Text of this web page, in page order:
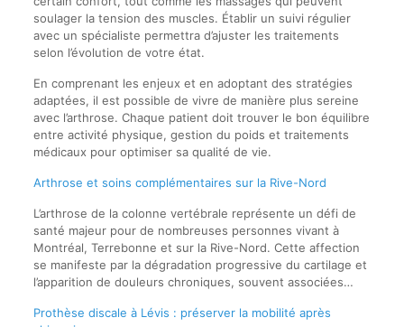
soulager la tension des muscles. Établir un suivi régulier
avec un spécialiste permettra d’ajuster les traitements
selon l’évolution de votre état.
En comprenant les enjeux et en adoptant des stratégies
adaptées, il est possible de vivre de manière plus sereine
avec l’arthrose. Chaque patient doit trouver le bon équilibre
entre activité physique, gestion du poids et traitements
médicaux pour optimiser sa qualité de vie.
Arthrose et soins complémentaires sur la Rive-Nord
L’arthrose de la colonne vertébrale représente un défi de
santé majeur pour de nombreuses personnes vivant à
Montréal, Terrebonne et sur la Rive-Nord. Cette affection
se manifeste par la dégradation progressive du cartilage et
l’apparition de douleurs chroniques, souvent associées…
Prothèse discale à Lévis : préserver la mobilité après